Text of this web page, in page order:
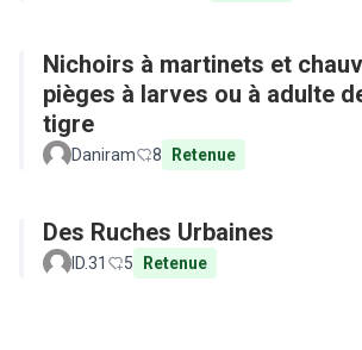
Nichoirs à martinets et
pièges à larves ou à adulte
tigre
Daniram 8 Retenue
Des Ruches Urbaines
ID.31 5 Retenue